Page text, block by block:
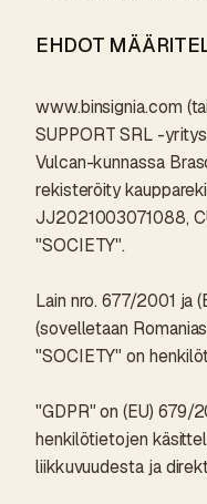
EHDOT
www.binsignia.com
SUPPORT SRL -
Vulcan-kunnassa
rekisteröity
JJ2021003071088,
"SOCIETY".
Lain nro. 677/2001 ja
(sovelletaan
"SOCIETY" on
"GDPR" on (EU) 679/
henkilötietojen
liikkuvuudesta ja